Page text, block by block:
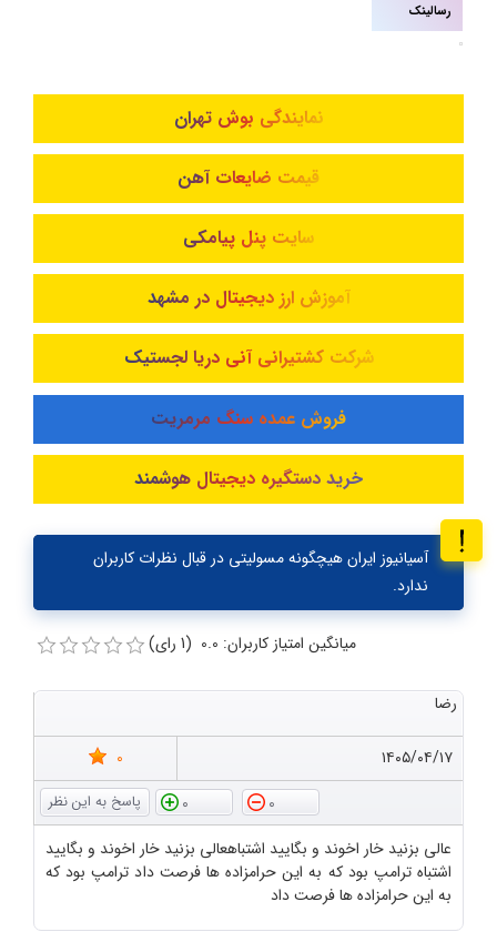
رسالینک
نمایندگی بوش تهران
قیمت ضایعات آهن
سایت پنل پیامکی
آموزش ارز دیجیتال در مشهد
شرکت کشتیرانی آنی دریا لجستیک
فروش عمده سنگ مرمریت
خرید دستگیره دیجیتال هوشمند
آسیانیوز ایران هیچگونه مسولیتی در قبال نظرات کاربران
ندارد.
میانگین امتیاز کاربران: 0.0 (1 رای)
رضا
۱۴۰۵/۰۴/۱۷
0
0
0
عالی بزنید خار اخوند و بگایید اشتباهعالی بزنید خار اخوند و بگایید
اشتباه ترامپ بود که به این حرامزاده ها فرصت داد ترامپ بود که
به این حرامزاده ها فرصت داد